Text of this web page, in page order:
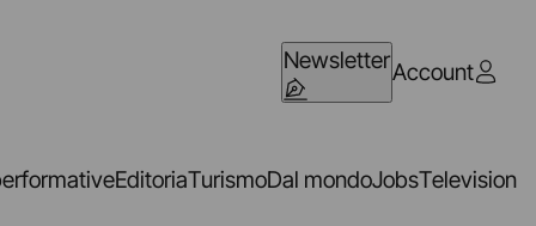
NewsletterAccount
EditoriaTurismoDal mondoJobsTelevision